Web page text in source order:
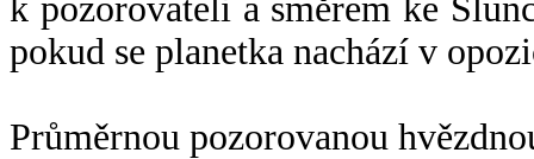
k pozorovateli a směrem ke
pokud se planetka nachází v
Průměrnou pozorovanou